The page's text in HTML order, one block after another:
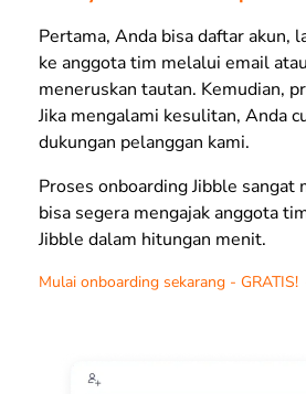
Pertama, Anda bisa daftar akun,
ke anggota tim melalui email
meneruskan tautan. Kemudian,
Jika mengalami kesulitan, Anda
dukungan pelanggan kami.
Proses onboarding Jibble sangat
bisa segera mengajak anggota
Jibble dalam hitungan menit.
Mulai onboarding sekarang - GRATIS!